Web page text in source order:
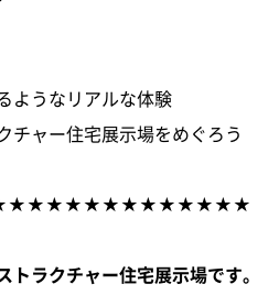
求・お問い合わせ
ようなリアルな体験
チャー住宅展示場をめぐろう
ラクチャー住宅展示場です。